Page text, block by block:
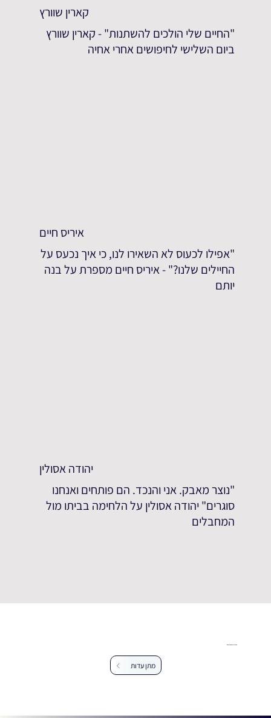
קארין שוורץ
"החיים שלי הולכים להשתנות" - קארין שוורץ
ביום השלישי לחיפושים אחרי אחיה
איריס חיים
"אפילו לכעוס לא השאירו לנו, כי איך נכעס על
החיילים שלנו?" - איריס חיים מספרת על בנה
יותם
יהודה אסולין
"נוצר מאבק. אני והנכד. הם פותחים ואנחנו
סוגרים" יהודה אסולין על הלחימה בביתו מול
המחבלים
מתן עדות